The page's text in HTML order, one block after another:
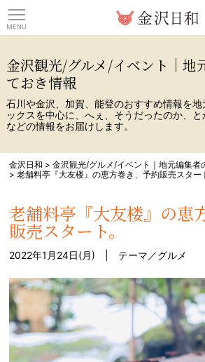
金沢観光/グルメ/イベント｜地
ておき情報
石川や金沢、加賀、能登のおすすめ情報を
ックスを中心に、へぇ、そうだったのか、と
などの情報をお届けします。
金沢日和 >金沢観光/グルメ/イベント｜地元編集者
>老舗料亭『大友楼』の恵方巻き、予約販売スター
老舗料亭『大友楼』の恵
販売スタート。
2022年1月24日(月) | テーマ／グルメ